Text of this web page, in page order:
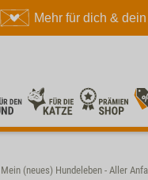
Mehr für dich &
(neues) Hundeleben - Aller